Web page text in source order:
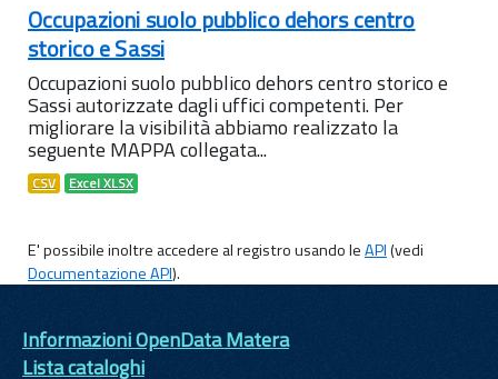
Occupazioni suolo pubblico dehors centro
storico e Sassi
Occupazioni suolo pubblico dehors centro storico e
Sassi autorizzate dagli uffici competenti. Per
migliorare la visibilità abbiamo realizzato la
seguente MAPPA collegata...
CSV Excel XLSX
E' possibile inoltre accedere al registro usando leAPI(vedi
Documentazione API).
Informazioni OpenData Matera
Lista cataloghi